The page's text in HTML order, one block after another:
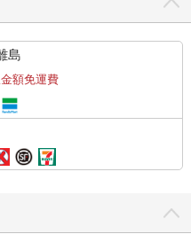
，交感神經是自律神經系統
體緊張、肌肉緊繃，代謝加
神經的作用剛好相反，是帶
人都活在交感神經的過度刺
的作用間取得平衡。幾乎每
力，承受不愉快的副作用。
的活性，就可以達到全部放
島
額免運費